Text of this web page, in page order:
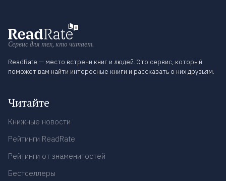
Сервис для тех, кто читает.
ReadRate — место встречи книг и людей. Это сервис, который
поможет вам найти интересные книги и рассказать о них друзьям.
Читайте
Книжные новости
Рейтинги ReadRate
Рейтинги от знаменитостей
Бестселлеры